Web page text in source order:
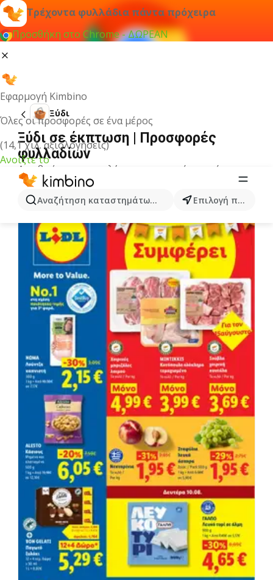
Τρέχοντα φυλλάδια πάντα πρόχειρα
Προσθήκη στο Chrome - ΔΩΡΕΑΝ
Εφαρμογή Kimbino
Όλες οι προσφορές σε ένα μέρος
(14,1 χιλ. αξιολογήσεις)
Ανοίξτε το
Αναζήτηση καταστημάτων, κατηγοριών, προϊόντων...
Επιλογή πόλης
Ξύδι
Ξύδι σε έκπτωση | Προσφορές
φυλλαδίων
Δεν βρήκαμε αποτελέσματα για αυτόν τον όρο.
Άλλα φυλλάδια από την κατηγορία